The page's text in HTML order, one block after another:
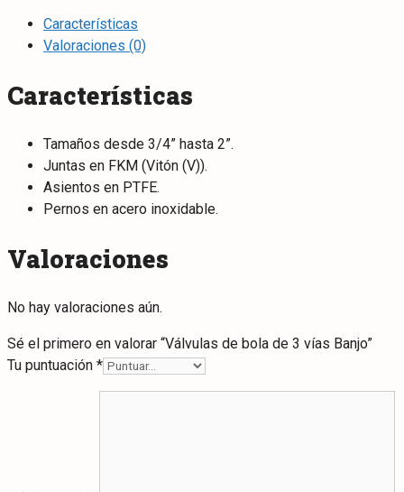
Características
Valoraciones (0)
Características
Tamaños desde 3/4” hasta 2”.
Juntas en FKM (Vitón (V)).
Asientos en PTFE.
Pernos en acero inoxidable.
Valoraciones
No hay valoraciones aún.
Sé el primero en valorar “Válvulas de bola de 3 vías Banjo”
Tu puntuación *